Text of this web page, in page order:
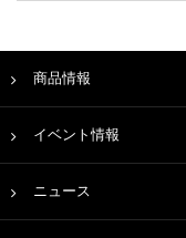
商品情報
イベント情報
ニュース